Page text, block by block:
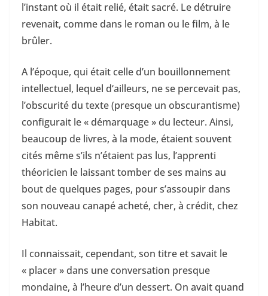
l’instant où il était relié, était sacré. Le détruire
revenait, comme dans le roman ou le film, à le
brûler.
A l’époque, qui était celle d’un bouillonnement
intellectuel, lequel d‘ailleurs, ne se percevait pas,
l’obscurité du texte (presque un obscurantisme)
configurait le « démarquage » du lecteur. Ainsi,
beaucoup de livres, à la mode, étaient souvent
cités même s’ils n’étaient pas lus, l’apprenti
théoricien le laissant tomber de ses mains au
bout de quelques pages, pour s’assoupir dans
son nouveau canapé acheté, cher, à crédit, chez
Habitat.
Il connaissait, cependant, son titre et savait le
« placer » dans une conversation presque
mondaine, à l’heure d’un dessert. On avait quand